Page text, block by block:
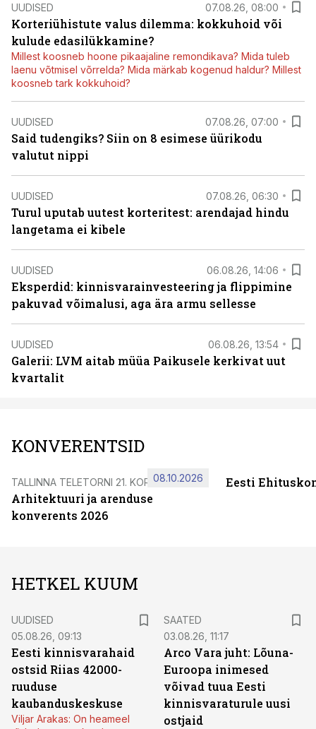
UUDISED 07.08.26, 08:00
Korteriühistute valus dilemma: kokkuhoid või
kulude edasilükkamine?
Millest koosneb hoone pikaajaline remondikava? Mida tuleb
laenu võtmisel võrrelda? Mida märkab kogenud haldur? Millest
koosneb tark kokkuhoid?
UUDISED 07.08.26, 07:00
Said tudengiks? Siin on 8 esimese üürikodu
valutut nippi
UUDISED 07.08.26, 06:30
Turul uputab uutest korteritest: arendajad hindu
langetama ei kibele
UUDISED 06.08.26, 14:06
Eksperdid: kinnisvarainvesteering ja flippimine
pakuvad võimalusi, aga ära armu sellesse
UUDISED 06.08.26, 13:54
Galerii: LVM aitab müüa Paikusele kerkivat uut
kvartalit
KONVERENTSID
TALLINNA TELETORNI 21. KORRUSEL
Arhitektuuri ja arenduse
konverents 2026
08.10.2026 Eesti
HETKEL KUUM
UUDISED
05.08.26, 09:13
Eesti kinnisvarahaid
ostsid Riias 42000-
ruuduse
kaubanduskeskuse
Viljar Arakas: On heameel
SAATED
03.08.26, 11:17
Arco Vara juht: Lõuna-
Euroopa inimesed
võivad tuua Eesti
kinnisvaraturule uusi
ostjaid